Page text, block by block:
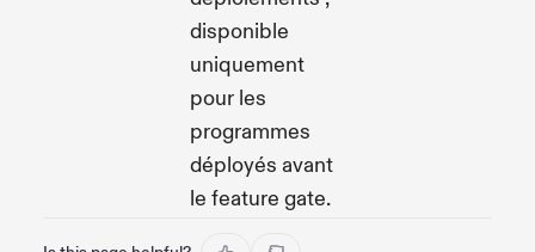
disponible
uniquement
pour les
programmes
déployés avant
le feature gate.